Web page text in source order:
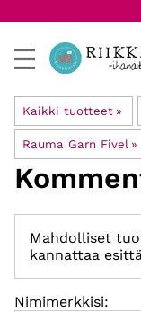
Kaikki tuotteet ‪»
Rauma Garn Fivel ‪»
Mahdolliset
kannattaa
Nimimerkkisi: